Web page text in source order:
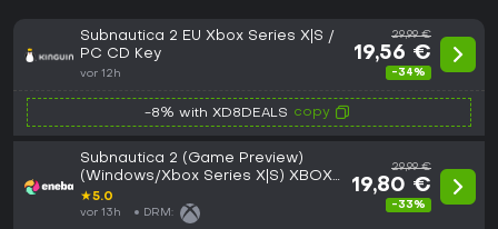
Subnautica 2 EU Xbox Series X|S /
PC CD Key
vor 12h
29,99 €
19,56 €
-34%
-8% with XD8DEALS copy
Subnautica 2 (Game Preview)
(Windows/Xbox Series X|S) XBOX
LIVE Key EUROPE
★5.0
vor 13h DRM:
29,99 €
19,80 €
-33%